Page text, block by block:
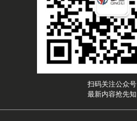
扫码关注公众号
最新内容抢先知